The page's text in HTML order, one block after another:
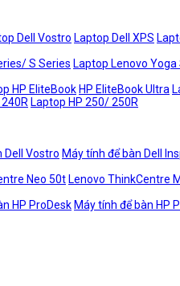
Dell Vostro Laptop Dell XPS
S Series Laptop Lenovo Yoga
HP EliteBook HP EliteBook Ultra
Laptop HP 250/ 250R
Dell Vostro Máy tính để bàn Dell
Neo 50t Lenovo ThinkCentre
HP ProDesk Máy tính để bàn HP